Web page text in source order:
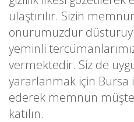
ulaştırılır. Sizin
onurumuzdur
yeminli
vermektedir. Siz de
yararlanmak için Bursa
ederek memnun
katılın.